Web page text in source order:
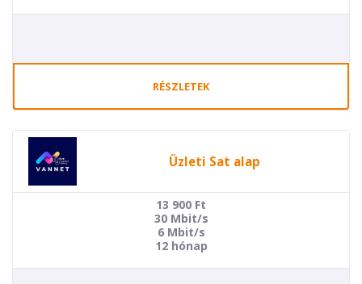
RÉSZLETEK
Üzleti Sat alap
13 900 Ft
30 Mbit/s
6 Mbit/s
12 hónap